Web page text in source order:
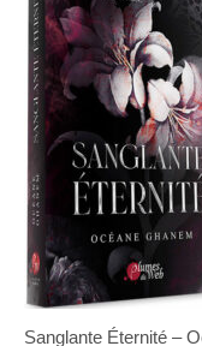
Sanglante Éternité –